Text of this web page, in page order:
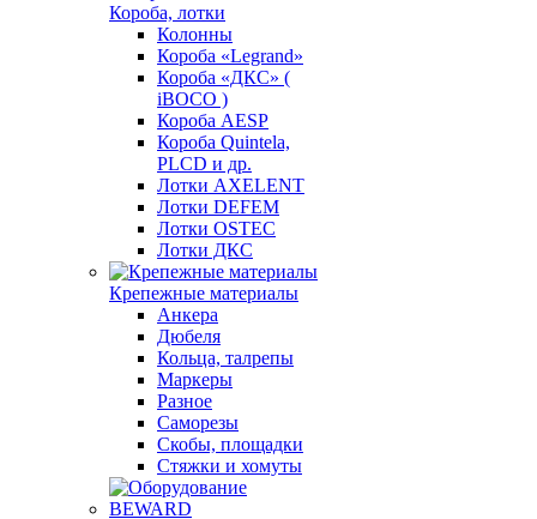
Короба, лотки
Колонны
Короба «Legrand»
Короба «ДКС» (
iBOCO )
Короба AESP
Короба Quintela,
PLCD и др.
Лотки AXELENT
Лотки DEFEM
Лотки OSTEC
Лотки ДКС
Крепежные материалы
Анкера
Дюбеля
Кольца, талрепы
Маркеры
Разное
Саморезы
Скобы, площадки
Стяжки и хомуты